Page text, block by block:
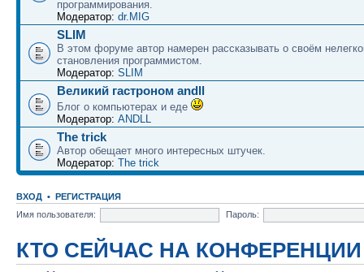
программирования.
Модератор: dr.MIG
SLIM
В этом форуме автор намерен рассказывать о своём
становления программистом.
Модератор: SLIM
Великий гастроном andll
Блог о компьютерах и еде
Модератор: ANDLL
The trick
Автор обещает много интересных штучек.
Модератор: The trick
ВХОД • РЕГИСТРАЦИЯ
Имя пользователя:
Пароль:
КТО СЕЙЧАС НА КОНФЕРЕНЦИИ